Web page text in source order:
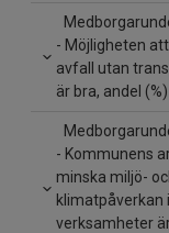
- Möjligheten
avfall utan
är bra, andel (%)
- Kommunens
minska miljö-
klimatpåverkan
verksamheter